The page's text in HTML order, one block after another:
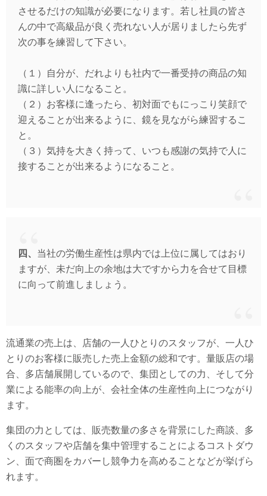
させるだけの知識が必要になります。若し社員の皆さ
んの中で高級品が良く売れない人が居りましたら先ず
次の事を練習して下さい。
（１）自分が、だれよりも社内で一番受持の商品の知
識に詳しい人になること。
（２）お客様に逢ったら、初対面でもにっこり笑顔で
迎えることが出来るように、鏡を見ながら練習するこ
と。
（３）気持を大きく持って、いつも感謝の気持で人に
接することが出来るようになること。
四、 当社の労働生産性は県内では上位に属してはおり
ますが、未だ向上の余地は大ですから力を合せて目標
に向って前進しましょう。
流通業の売上は、店舗の一人ひとりのスタッフが、一人ひ
とりのお客様に販売した売上金額の総和です。量販店の場
合、多店舗展開しているので、集団としての力、そして分
業による能率の向上が、会社全体の生産性向上につながり
ます。
集団の力としては、販売数量の多さを背景にした商談、多
くのスタッフや店舗を集中管理することによるコストダウ
ン、面で商圏をカバーし競争力を高めることなどが挙げら
れます。